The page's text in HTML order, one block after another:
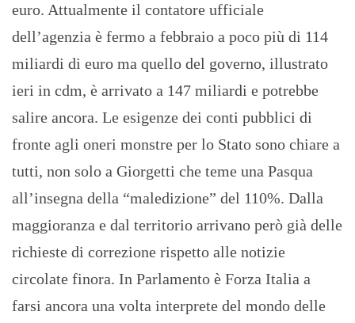
euro. Attualmente il contatore ufficiale
dell’agenzia è fermo a febbraio a poco più di 114
miliardi di euro ma quello del governo, illustrato
ieri in cdm, è arrivato a 147 miliardi e potrebbe
salire ancora. Le esigenze dei conti pubblici di
fronte agli oneri monstre per lo Stato sono chiare a
tutti, non solo a Giorgetti che teme una Pasqua
all’insegna della “maledizione” del 110%. Dalla
maggioranza e dal territorio arrivano però già delle
richieste di correzione rispetto alle notizie
circolate finora. In Parlamento è Forza Italia a
farsi ancora una volta interprete del mondo delle